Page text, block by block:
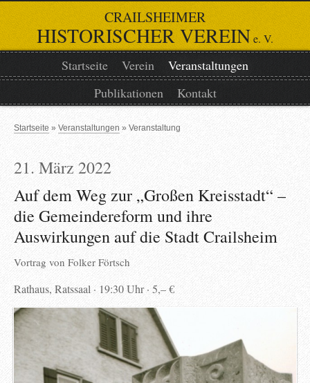
CRAILSHEIMER
HISTORISCHER VEREINe. V.
Startseite Verein
Veranstaltungen
Publikationen
Kontakt
Startseite Veranstaltungen Veranstaltung
21. März 2022
Auf dem Weg zur „Großen Kreisstadt“ –
die Gemeindereform und ihre
Auswirkungen auf die Stadt Crailsheim
Vortrag von Folker Förtsch
Rathaus, Ratssaal 19:30 Uhr 5,– €